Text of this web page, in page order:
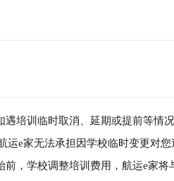
遇培训临时取消、延期或提前等情
e家无法承担因学校临时变更对您
，学校调整培训费用，航运e家将